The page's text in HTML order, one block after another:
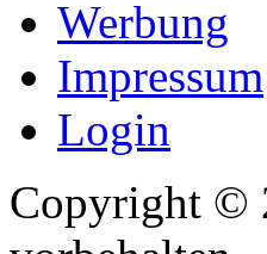
Werbung
Impressum
Login
Copyright ©